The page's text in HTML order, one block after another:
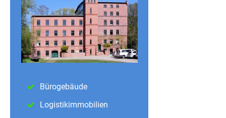
Bürogebäude
Logistikimmobilien